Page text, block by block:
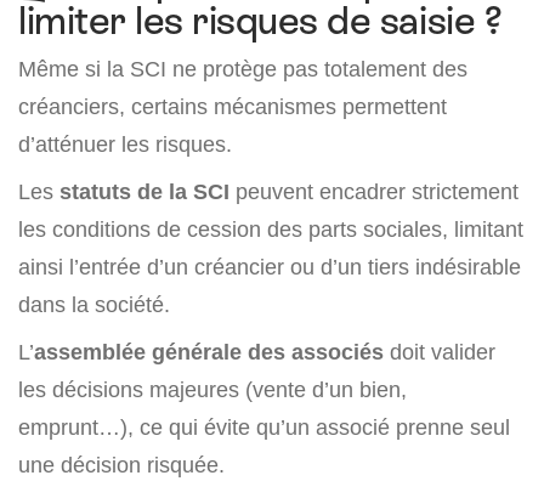
limiter les risques de saisie ?
Même si la SCI ne protège pas totalement des
créanciers, certains mécanismes permettent
d’atténuer les risques.
Les statuts de la SCI peuvent encadrer strictement
les conditions de cession des parts sociales, limitant
ainsi l’entrée d’un créancier ou d’un tiers indésirable
dans la société.
L’assemblée générale des associés doit valider
les décisions majeures (vente d’un bien,
emprunt…), ce qui évite qu’un associé prenne seul
une décision risquée.